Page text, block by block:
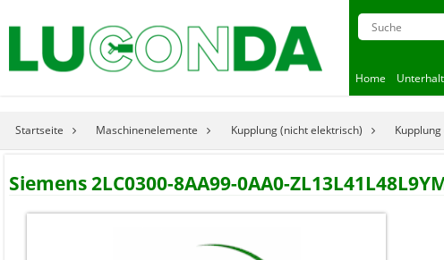
Home
Startseite Maschinenelemente Kupplung (nicht elektrisch)
Siemens 2LC0300-8AA99-0AA0-